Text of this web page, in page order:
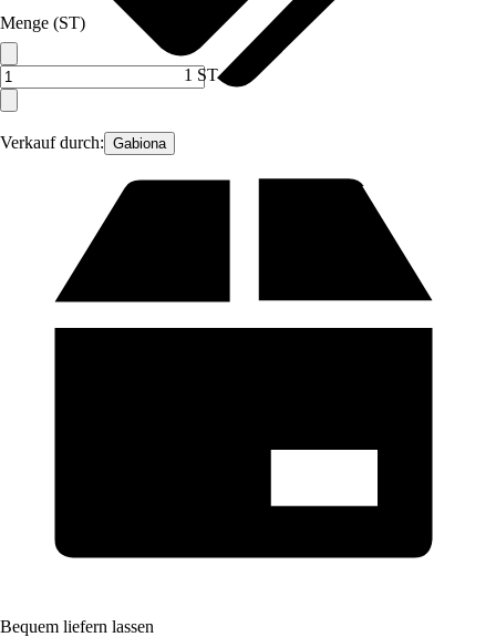
Verkauf durch: Gabiona
Menge (ST)
1 ST
Bequem liefern lassen